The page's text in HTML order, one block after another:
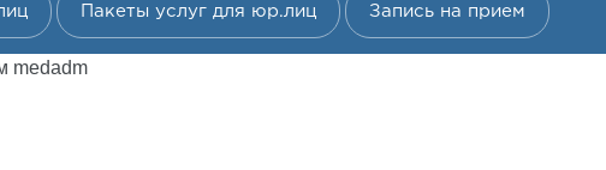
Пакеты услуг для юр.лиц Запись на прием
medadm